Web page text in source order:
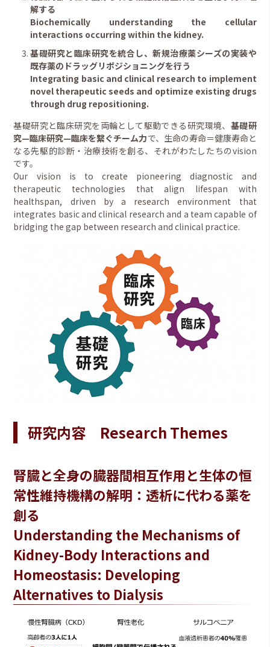
解する
Biochemically understanding the cellular
interactions occurring within the kidney.
基礎研究と臨床研究を統合し、新規治療薬シーズの実装や
既存薬のドラッグリポジショニングを行う
Integrating basic and clinical research to implement
novel therapeutic seeds and optimize existing drugs
through drug repositioning.
基礎研究と臨床研究を両輪として駆動できる研究環境、 基礎研
究—臨床研究—臨床を繋ぐチーム力で、生命の寿命＝健康寿命と
なる先駆的診断・治療技術を創る、それがわたしたちのvision
です。
Our vision is to create pioneering diagnostic and
therapeutic technologies that align lifespan with
healthspan, driven by a research environment that
integrates basic and clinical research and a team capable of
bridging the gap between research and clinical practice.
研究内容 Research Themes
腎臓と全身の臓器間相互作用と生体の恒
常性維持機構の解明：透析に代わる薬を
創る
Understanding the Mechanisms of
Kidney-Body Interactions and
Homeostasis: Developing
Alternatives to Dialysis